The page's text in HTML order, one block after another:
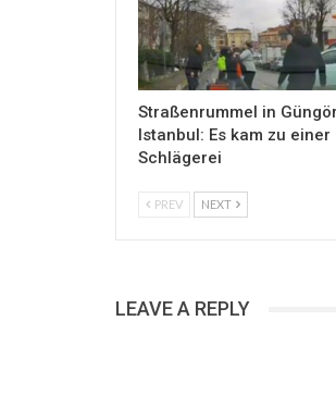
Straßenrummel in
Istanbul: Es kam zu einer
Schlägerei
PREV NEXT
LEAVE A REPLY